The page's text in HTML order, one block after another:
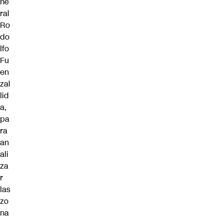
ral
Ro
do
lfo
Fu
en
zal
lid
a,
pa
ra
an
ali
za
r
las
zo
na